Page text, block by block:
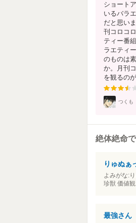
ショート
いるバラ
だと思い
刊コロコ
ティー番
ラエティ
のものは
か。月刊
を観るの
つくも
絶体絶命
りゅぬぁ
よみがな:
珍獣 価値
最強さん